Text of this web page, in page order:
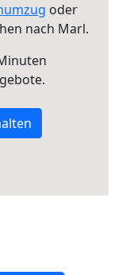
oder
nach Marl.